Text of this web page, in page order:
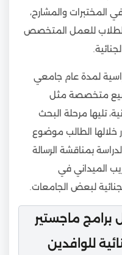
المختبرات والمشارح،
الطلاب للعمل المتخصص
لمدة عام جامعي
متخصصة مثل
تليها مرحلة البحث
خلالها الطالب موضوع
بمناقشة الرسالة
الميداني في
لبعض الجامعات.
برامج ماجستير
للوافدين